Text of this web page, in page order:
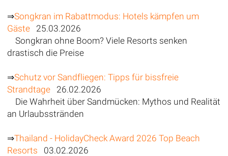
⇒Songkran im Rabattmodus: Hotels kämpfen um
Gäste25.03.2026
Songkran ohne Boom? Viele Resorts senken
drastisch die Preise
⇒Schutz vor Sandfliegen: Tipps für bissfreie
Strandtage26.02.2026
Die Wahrheit über Sandmücken: Mythos und Realität
an Urlaubsstränden
⇒Thailand - HolidayCheck Award 2026 Top Beach
Resorts 03.02.2026